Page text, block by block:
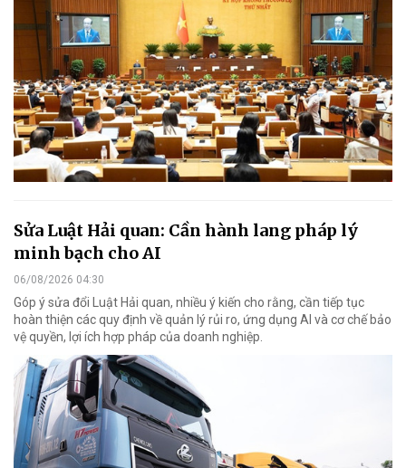
Sửa Luật Hải quan: Cần hành lang pháp lý
minh bạch cho AI
06/08/2026 04:30
Góp ý sửa đổi Luật Hải quan, nhiều ý kiến cho rằng, cần tiếp tục
hoàn thiện các quy định về quản lý rủi ro, ứng dụng AI và cơ chế bảo
vệ quyền, lợi ích hợp pháp của doanh nghiệp.